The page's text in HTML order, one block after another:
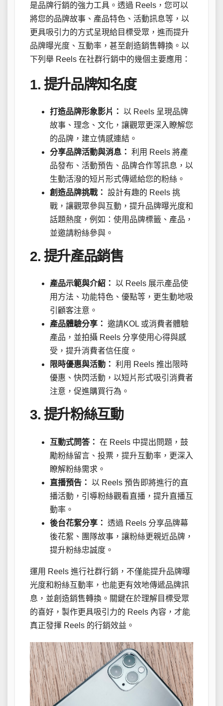
是品牌行銷的強力工具。透過 Reels，您可以
將您的品牌故事、產品特色、活動訊息等，以
更具吸引力的方式呈現給目標受眾，進而提升
品牌曝光度、互動率，甚至創造銷售轉換。以
下列舉 Reels 在社群行銷中的幾個主要應用：
1. 提升品牌知名度
打造品牌形象影片： 以 Reels 呈現品牌
故事、理念、文化，讓觀眾更深入瞭解您
的品牌，建立情感連結。
分享品牌活動與消息： 利用 Reels 將產
品發布、活動預告、品牌合作等訊息，以
生動活潑的短片形式傳遞給您的粉絲。
創造品牌挑戰： 設計有趣的 Reels 挑
戰，讓觀眾參與互動，提升品牌曝光度和
話題熱度，例如：使用品牌標籤、產品，
並邀請粉絲參與。
2. 提升產品銷售
產品示範與介紹： 以 Reels 展示產品使
用方法、功能特色、優點等，更生動地吸
引顧客注意。
產品體驗分享： 邀請KOL 或消費者體驗
產品，並拍攝 Reels 分享使用心得與感
受，提升消費者信任度。
限時優惠與活動： 利用 Reels 推出限時
優惠、快閃活動，以短片形式吸引消費者
注意，促進購買行為。
3. 提升粉絲互動
互動式問答： 在 Reels 中提出問題，鼓
勵粉絲留言、投票，提升互動率，更深入
瞭解粉絲需求。
直播預告： 以 Reels 預告即將進行的直
播活動，引導粉絲觀看直播，提升直播互
動率。
後台花絮分享： 透過 Reels 分享品牌幕
後花絮、團隊故事，讓粉絲更親近品牌，
提升粉絲忠誠度。
運用 Reels 進行社群行銷，不僅能提升品牌曝
光度和粉絲互動率，也能更有效地傳遞品牌訊
息，並創造銷售轉換。關鍵在於理解目標受眾
的喜好，製作更具吸引力的 Reels 內容，才能
真正發揮 Reels 的行銷效益。